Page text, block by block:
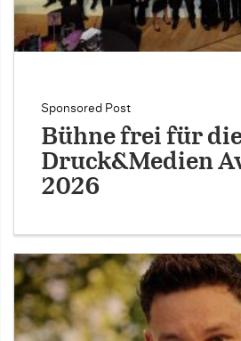
Sponsored Post
Bühne frei für
Druck&Medien
2026